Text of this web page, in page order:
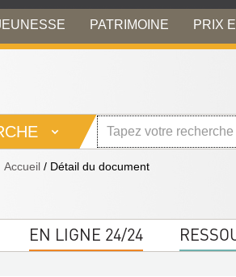
PATRIMOINE PRIX
Accueil / Détail du document
EN LIGNE 24/24